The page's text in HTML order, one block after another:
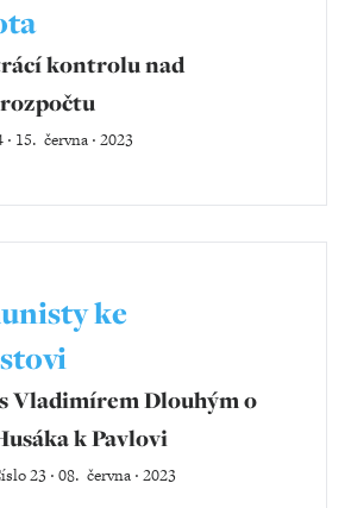
kontrolu nad
15. června ‧ 2023
ke
Vladimírem Dlouhým o
k Pavlovi
23 ‧ 08. června ‧ 2023